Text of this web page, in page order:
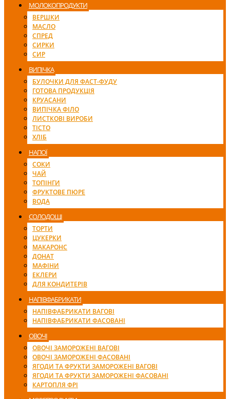
МОЛОКОПРОДУКТИ
ВЕРШКИ
МАСЛО
СПРЕД
СИРКИ
СИР
ВИПІЧКА
БУЛОЧКИ ДЛЯ ФАСТ-ФУДУ
ГОТОВА ПРОДУКЦІЯ
КРУАСАНИ
ВИПІЧКА ФІЛО
ЛИСТКОВІ ВИРОБИ
ТІСТО
ХЛІБ
НАПОЇ
СОКИ
ЧАЙ
ТОПІНГИ
ФРУКТОВЕ ПЮРЕ
ВОДА
СОЛОДОЩІ
ТОРТИ
ЦУКЕРКИ
МАКАРОНС
ДОНАТ
МАФІНИ
ЕКЛЕРИ
ДЛЯ КОНДИТЕРІВ
НАПІВФАБРИКАТИ
НАПІВФАБРИКАТИ ВАГОВІ
НАПІВФАБРИКАТИ ФАСОВАНІ
ОВОЧІ
ОВОЧІ ЗАМОРОЖЕНІ ВАГОВІ
ОВОЧІ ЗАМОРОЖЕНІ ФАСОВАНІ
ЯГОДИ ТА ФРУКТИ ЗАМОРОЖЕНІ ВАГОВІ
ЯГОДИ ТА ФРУКТИ ЗАМОРОЖЕНІ ФАСОВАНІ
КАРТОПЛЯ ФРІ